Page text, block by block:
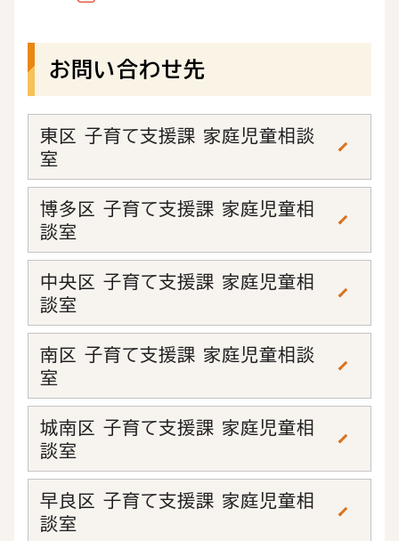
お問い合わせ先
東区 子育て支援課 家庭児童相談
室
博多区 子育て支援課 家庭児童相
談室
中央区 子育て支援課 家庭児童相
談室
南区 子育て支援課 家庭児童相談
室
城南区 子育て支援課 家庭児童相
談室
早良区 子育て支援課 家庭児童相
談室